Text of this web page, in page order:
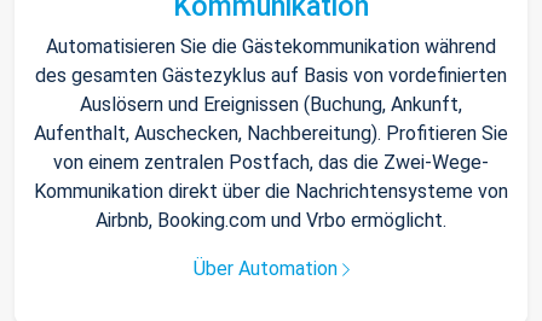
Automatisieren Sie die Gästekommunikation während
des gesamten Gästezyklus auf Basis von vordefinierten
Auslösern und Ereignissen (Buchung, Ankunft,
Aufenthalt, Auschecken, Nachbereitung). Profitieren Sie
von einem zentralen Postfach, das die Zwei-Wege-
Kommunikation direkt über die Nachrichtensysteme von
Airbnb, Booking.com und Vrbo ermöglicht.
Über Automation